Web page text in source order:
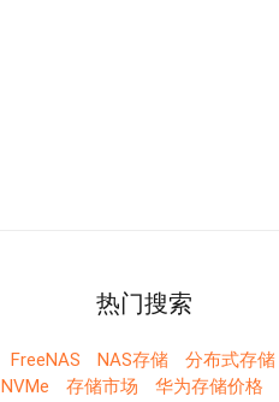
热门搜索
FreeNAS NAS存储 分布式存储
NVMe 存储市场 华为存储价格